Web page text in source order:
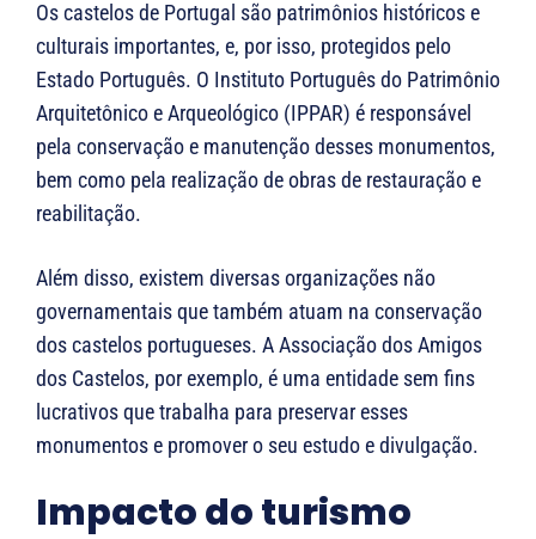
Os castelos de Portugal são patrimônios históricos e
culturais importantes, e, por isso, protegidos pelo
Estado Português. O Instituto Português do Patrimônio
Arquitetônico e Arqueológico (IPPAR) é responsável
pela conservação e manutenção desses monumentos,
bem como pela realização de obras de restauração e
reabilitação.
Além disso, existem diversas organizações não
governamentais que também atuam na conservação
dos castelos portugueses. A Associação dos Amigos
dos Castelos, por exemplo, é uma entidade sem fins
lucrativos que trabalha para preservar esses
monumentos e promover o seu estudo e divulgação.
Impacto do turismo